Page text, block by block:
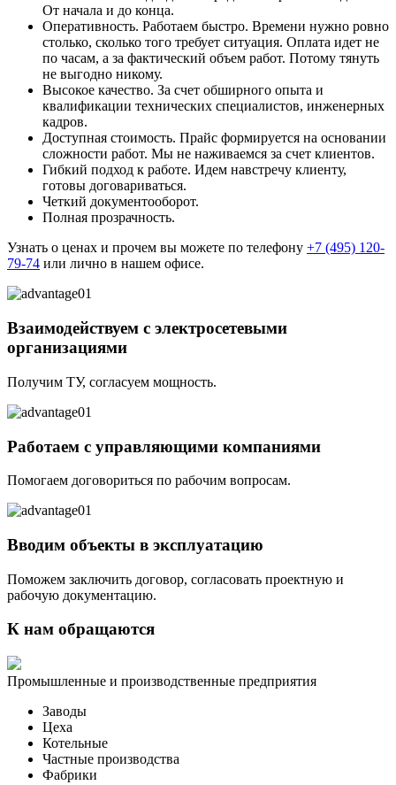
От начала и до конца.
Оперативность. Работаем быстро. Времени нужно ровно
столько, сколько того требует ситуация. Оплата идет не
по часам, а за фактический объем работ. Потому тянуть
не выгодно никому.
Высокое качество. За счет обширного опыта и
квалификации технических специалистов, инженерных
кадров.
Доступная стоимость. Прайс формируется на основании
сложности работ. Мы не наживаемся за счет клиентов.
Гибкий подход к работе. Идем навстречу клиенту,
готовы договариваться.
Четкий документооборот.
Полная прозрачность.
Узнать о ценах и прочем вы можете по телефону +7 (495) 120-
79-74 или лично в нашем офисе.
Взаимодействуем с электросетевыми
организациями
Получим ТУ, согласуем мощность.
Работаем с управляющими компаниями
Помогаем договориться по рабочим вопросам.
Вводим объекты в эксплуатацию
Поможем заключить договор, согласовать проектную и
рабочую документацию.
К нам обращаются
Промышленные и производственные предприятия
Заводы
Цеха
Котельные
Частные производства
Фабрики